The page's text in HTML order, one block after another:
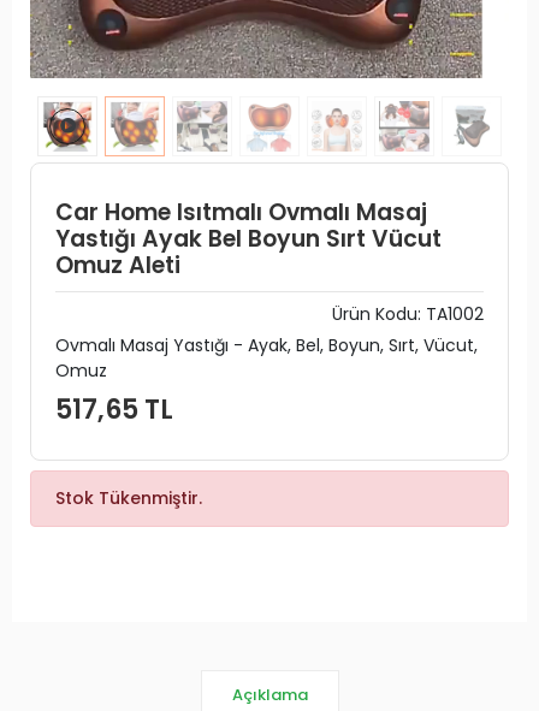
Car Home Isıtmalı Ovmalı Masaj
Yastığı Ayak Bel Boyun Sırt Vücut
Omuz Aleti
Ürün Kodu: TA1002
Ovmalı Masaj Yastığı - Ayak, Bel, Boyun, Sırt, Vücut,
Omuz
517,65 TL
Stok Tükenmiştir.
Açıklama